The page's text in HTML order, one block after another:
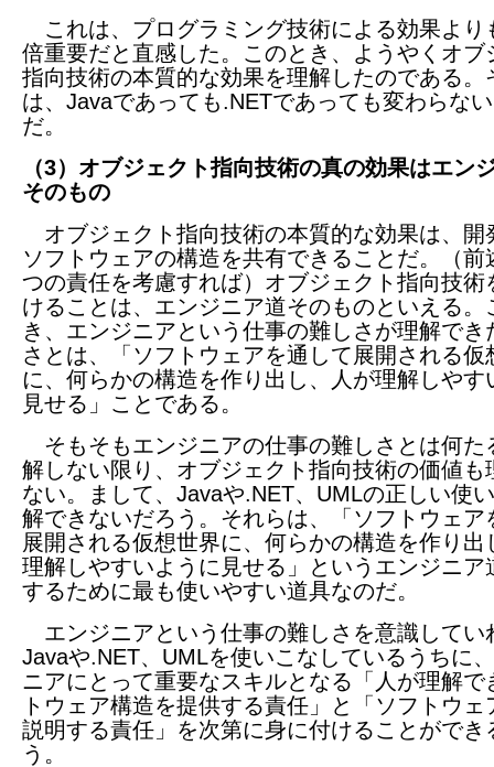
これは、プログラミング技術による効果より
倍重要だと直感した。このとき、ようやくオブ
指向技術の本質的な効果を理解したのである。
は、Javaであっても.NETであっても変わらな
だ。
（3）オブジェクト指向技術の真の効果はエン
そのもの
オブジェクト指向技術の本質的な効果は、開
ソフトウェアの構造を共有できることだ。（前
つの責任を考慮すれば）オブジェクト指向技術
けることは、エンジニア道そのものといえる。
き、エンジニアという仕事の難しさが理解でき
さとは、「ソフトウェアを通して展開される仮
に、何らかの構造を作り出し、人が理解しやす
見せる」ことである。
そもそもエンジニアの仕事の難しさとは何た
解しない限り、オブジェクト指向技術の価値も
ない。まして、Javaや.NET、UMLの正しい使
解できないだろう。それらは、「ソフトウェア
展開される仮想世界に、何らかの構造を作り出
理解しやすいように見せる」というエンジニア
するために最も使いやすい道具なのだ。
エンジニアという仕事の難しさを意識してい
Javaや.NET、UMLを使いこなしているうちに
ニアにとって重要なスキルとなる「人が理解で
トウェア構造を提供する責任」と「ソフトウェ
説明する責任」を次第に身に付けることができ
う。